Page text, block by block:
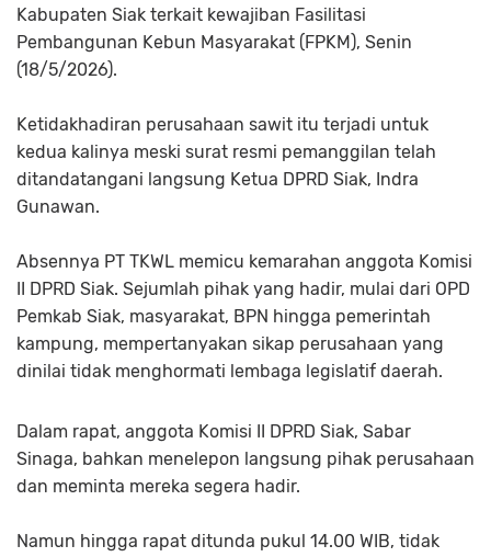
Kabupaten Siak terkait kewajiban Fasilitasi
Pembangunan Kebun Masyarakat (FPKM), Senin
(18/5/2026).
Ketidakhadiran perusahaan sawit itu terjadi untuk
kedua kalinya meski surat resmi pemanggilan telah
ditandatangani langsung Ketua DPRD Siak, Indra
Gunawan.
Absennya PT TKWL memicu kemarahan anggota Komisi
II DPRD Siak. Sejumlah pihak yang hadir, mulai dari OPD
Pemkab Siak, masyarakat, BPN hingga pemerintah
kampung, mempertanyakan sikap perusahaan yang
dinilai tidak menghormati lembaga legislatif daerah.
Dalam rapat, anggota Komisi II DPRD Siak, Sabar
Sinaga, bahkan menelepon langsung pihak perusahaan
dan meminta mereka segera hadir.
Namun hingga rapat ditunda pukul 14.00 WIB, tidak